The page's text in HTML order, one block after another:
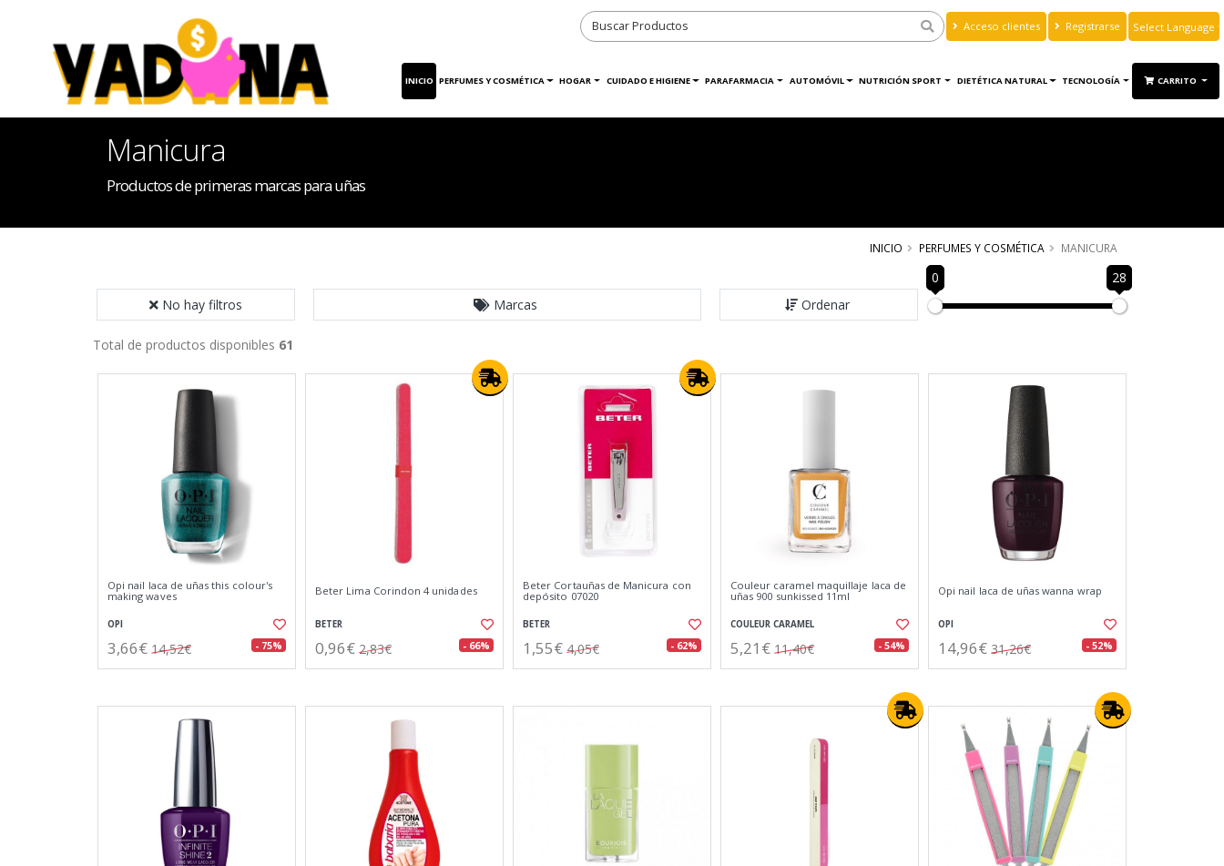
Acceso clientes Registrarse
Translate
INICIO PERFUMES Y COSMÉTICA HOGAR CUIDADO E HIGIENE PARAFARMACIA AUTOMÓVIL NUTRICIÓN SPORT DIETÉTICA NATURAL TECNOLOGÍA CARRITO
Manicura
Productos de primeras marcas para uñas
INICIO PERFUMES Y COSMÉTICA MANICURA
No hay filtros Marcas Ordenar
0 28
Total de productos disponibles 61
Opi nail laca de uñas this colour's
making waves
OPI
3,66€ 14,52€ - 75%
Beter Lima Corindon 4 unidades
BETER
0,96€ 2,83€ - 66%
Beter Cortauñas de Manicura con
depósito 07020
BETER
1,55€ 4,05€ - 62%
Couleur caramel maquillaje laca de
uñas 900 sunkissed 11ml
COULEUR CARAMEL
5,21€ 11,40€ - 54%
Opi nail laca de uñas wanna wrap
OPI
14,96€ 31,26€ - 52%